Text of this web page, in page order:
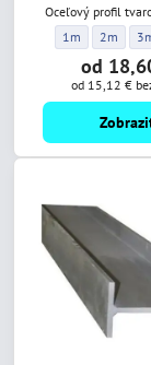
Oceľový profil
Tyč prierez U
1m Tyč
2m
od
od 15,12 €